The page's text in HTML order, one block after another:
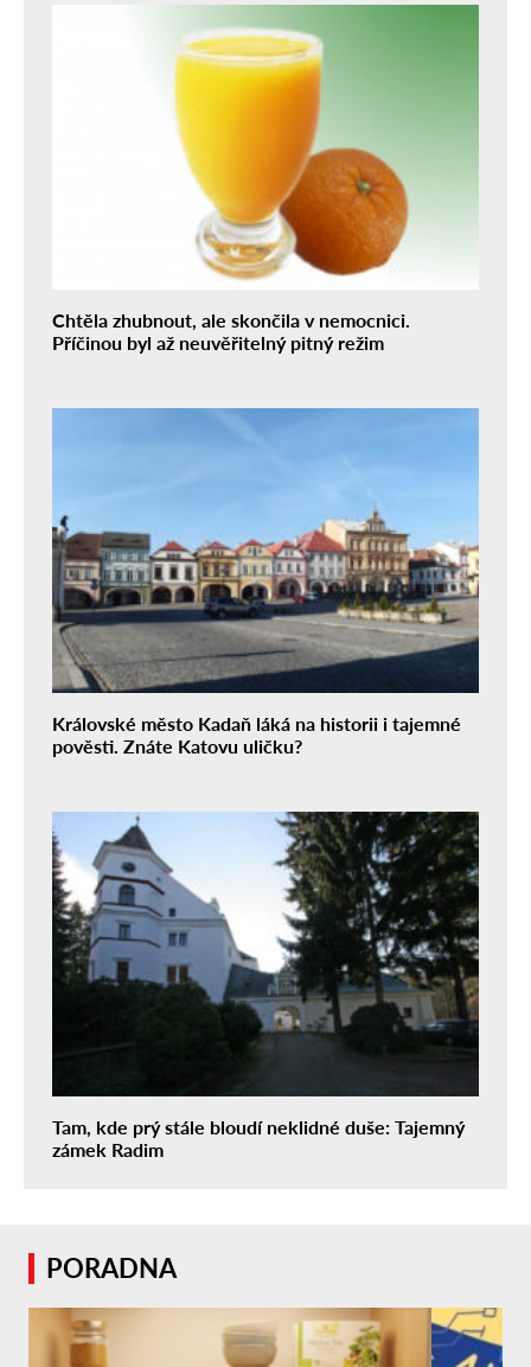
Chtěla zhubnout, ale skončila v nemocnici.
Příčinou byl až neuvěřitelný pitný režim
Královské město Kadaň láká na historii i tajemné
pověsti. Znáte Katovu uličku?
Tam, kde prý stále bloudí neklidné duše: Tajemný
zámek Radim
PORADNA